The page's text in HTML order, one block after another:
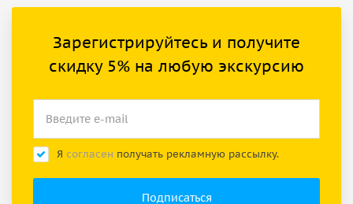
Зарегистрируйтесь и получите
скидку 5% на любую экскурсию
Я согласен получать рекламную рассылку.